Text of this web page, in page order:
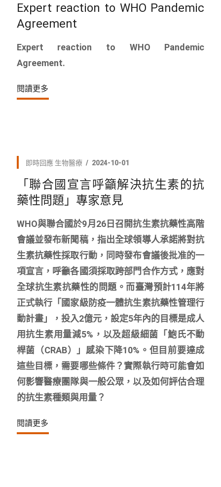
Expert reaction to WHO Pandemic
Agreement
Expert reaction to WHO Pandemic
Agreement.
閱讀更多
即時回應 生物醫療 2024-10-01
「聯合國宣言呼籲解決抗生素的抗
藥性問題」專家意見
WHO與聯合國於9月26日召開抗生素抗藥性高階
會議並發布新聞稿，指出全球領導人承諾將對抗
生素抗藥性採取行動，同時發布會議後批准的一
項宣言，呼籲各國須採取跨部門合作方式，應對
全球抗生素抗藥性的問題。而臺灣預計114年將
正式執行「國家級防疫一體抗生素抗藥性管理行
動計畫」，投入2億元，設定5年內的目標是成人
用抗生素用量減5%，以及超級細菌「鮑氏不動
桿菌（CRAB）」感染下降10%。但目前要達成
這些目標，需要哪些條件？實際執行時可能會如
何影響醫療團隊與一般公眾，以及如何評估合理
的抗生素種類與用量？
閱讀更多